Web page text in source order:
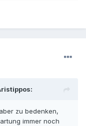
zu bedenken,
immer noch